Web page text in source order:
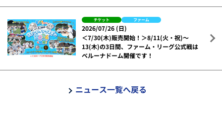
チケット ファーム
2026/07/26 (日)
＜7/30(木)販売開始！＞8/11(火・祝)～
13(木)の3日間、ファーム・リーグ公式戦は
ベルーナドーム開催です！
ニュース一覧へ戻る